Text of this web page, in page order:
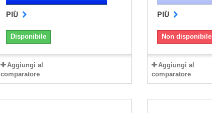
PIÙ
Disponibile
Aggiungi al
comparatore
PIÙ
Non disponibile
Aggiungi al
comparatore